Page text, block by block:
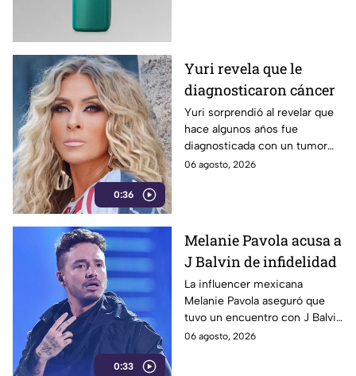
0:36
Yuri revela que le
diagnosticaron cáncer
Yuri sorprendió al revelar que
hace algunos años fue
diagnosticada con un tumor
cancerígeno, el cual fue
completo su forma de ver la
vida.
06 agosto, 2026
0:33
Melanie Pavola acusa a
J Balvin de infidelidad
La influencer mexicana
Melanie Pavola aseguró que
tuvo un encuentro con J Balvin
cuando el cantante ya
06 agosto, 2026